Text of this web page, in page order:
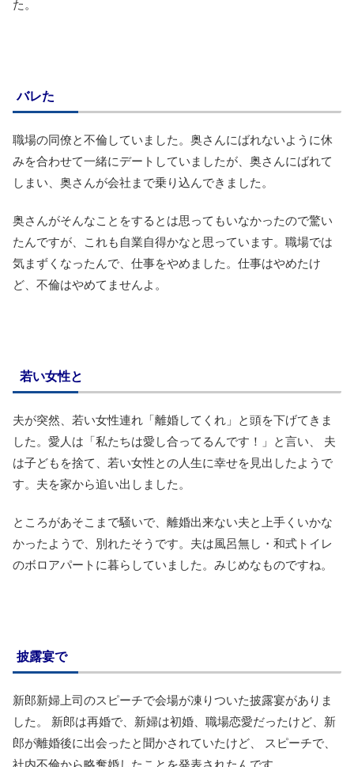
た。
バレた
職場の同僚と不倫していました。奥さんにばれないように休
みを合わせて一緒にデートしていましたが、奥さんにばれて
しまい、奥さんが会社まで乗り込んできました。
奥さんがそんなことをするとは思ってもいなかったので驚い
たんですが、これも自業自得かなと思っています。職場では
気まずくなったんで、仕事をやめました。仕事はやめたけ
ど、不倫はやめてませんよ。
若い女性と
夫が突然、若い女性連れ「離婚してくれ」と頭を下げてきま
した。愛人は「私たちは愛し合ってるんです！」と言い、 夫
は子どもを捨て、若い女性との人生に幸せを見出したようで
す。夫を家から追い出しました。
ところがあそこまで騒いで、離婚出来ない夫と上手くいかな
かったようで、別れたそうです。夫は風呂無し・和式トイレ
のボロアパートに暮らしていました。みじめなものですね。
披露宴で
新郎新婦上司のスピーチで会場が凍りついた披露宴がありま
した。 新郎は再婚で、新婦は初婚、職場恋愛だったけど、新
郎が離婚後に出会ったと聞かされていたけど、 スピーチで、